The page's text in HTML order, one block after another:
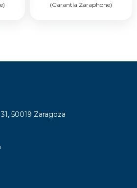
(Garantía Zaraphone)
50019 Zaragoza